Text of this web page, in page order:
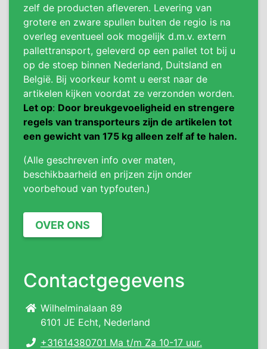
zelf de producten afleveren. Levering van
grotere en zware spullen buiten de regio is na
overleg eventueel ook mogelijk d.m.v. extern
pallettransport, geleverd op een pallet tot bij u
op de stoep binnen Nederland, Duitsland en
België. Bij voorkeur komt u eerst naar de
artikelen kijken voordat ze verzonden worden.
Let op: Door breukgevoeligheid en strengere
regels van transporteurs zijn de artikelen tot
een gewicht van 175 kg alleen zelf af te halen.
(Alle geschreven info over maten,
beschikbaarheid en prijzen zijn onder
voorbehoud van typfouten.)
OVER ONS
Contactgegevens
Wilhelminalaan 89
6101 JE Echt, Nederland
+31614380701 Ma t/m Za 10-17 uur.